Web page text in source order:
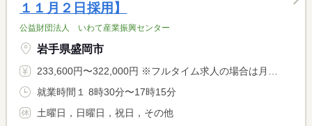
１１月２日採用】
公益財団法人 いわて産業振興センター
岩手県盛岡市
233,600円〜322,000円 ※フルタイム求人の場合は月額（換算額）、パート求人の場合は時間額を表示しています。
就業時間１ 8時30分〜17時15分
土曜日，日曜日，祝日，その他